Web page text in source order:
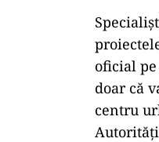
oficial
doar că
centru